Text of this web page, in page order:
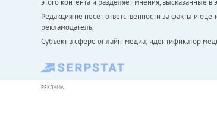
Редакция не несет ответственности за факты и
рекламодатель.
Субъект в сфере онлайн-медиа; идентификатор
РЕКЛАМА